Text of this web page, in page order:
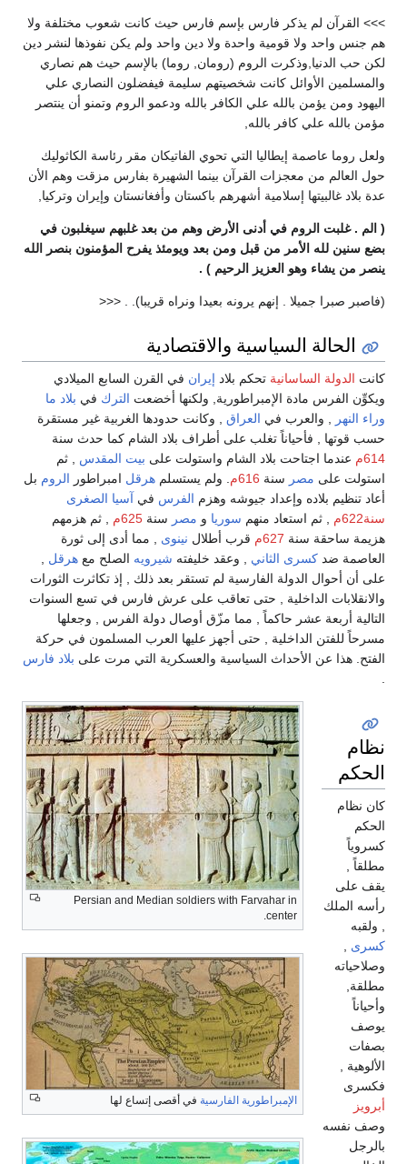
>>> القرآن لم يذكر فارس بإسم فارس حيث كانت شعوب مختلفة ولا
هم جنس واحد ولا قومية واحدة ولا دين واحد ولم يكن نفوذها لنشر دين
لكن حب الدنيا,وذكرت الروم (رومان, روما) بالإسم حيث هم نصاري
والمسلمين الأوائل كانت شخصيتهم سليمة فيفضلون النصاري علي
اليهود ومن يؤمن بالله علي الكافر بالله ودعمو الروم وتمنو أن ينتصر
مؤمن بالله علي كافر بالله,
ولعل روما عاصمة إيطاليا التي تحوي الفاتيكان مقر رئاسة الكاثوليك
حول العالم من معجزات القرآن بينما الشهيرة بفارس مزقت وهم الأن
عدة بلاد غالبيتها إسلامية أشهرهم باكستان وأفغانستان وإيران وتركيا,
( الم . غلبت الروم في أدنى الأرض وهم من بعد غلبهم سيغلبون في
بضع سنين لله الأمر من قبل ومن بعد ويومئذ يفرح المؤمنون بنصر الله
ينصر من يشاء وهو العزيز الرحيم ) .
(فاصبر صبرا جميلا . إنهم يرونه بعيدا ونراه قريبا). . <<<
الحالة السياسية والاقتصادية
كانت الدولة الساسانية تحكم بلاد إيران في القرن السابع الميلادي
ويكوِّن الفرس مادة الإمبراطورية, ولكنها أخضعت الترك في بلاد ما
وراء النهر
, والعرب في العراق , وكانت حدودها الغربية غير مستقرة
حسب قوتها , فأحياناً تغلب على أطراف بلاد الشام كما حدث سنة
614م
عندما اجتاحت بلاد الشام واستولت على بيت المقدس , ثم
استولت على مصر سنة 616م . ولم يستسلم هرقل امبراطور الروم بل
أعاد تنظيم بلاده وإعداد جيوشه وهزم الفرس في آسيا الصغرى
سنة622م
, ثم استعاد منهم سوريا و مصر سنة 625م
, ثم هزمهم
هزيمة ساحقة سنة 627م قرب أطلال نينوى , مما أدى إلى ثورة
العاصمة ضد كسرى الثاني , وعقد خليفته شيرويه الصلح مع هرقل
على أن أحوال الدولة الفارسية لم تستقر بعد ذلك , إذ تكاثرت الثورات
والانقلابات الداخلية , حتى تعاقب على عرش فارس في تسع السنوات
التالية أربعة عشر حاكماً , مما مزّق أوصال دولة الفرس , وجعلها
مسرحاً للفتن الداخلية , حتى أجهز عليها العرب المسلمون في حركة
الفتح. هذا عن الأحداث السياسية والعسكرية التي مرت على بلاد فارس
Persian and Median soldiers with Farvahar in
center.
الإمبراطورية الفارسية في أقصى إتساع لها
نظام
الحكم
كان نظام
الحكم
كسروياً
مطلقاً ,
يقف على
رأسه الملك
, ولقبه
كسرى
وصلاحياته
مطلقة,
وأحياناً
يوصف
بصفات
الألوهية ,
فكسرى
أبرويز
وصف نفسه
بالرجل